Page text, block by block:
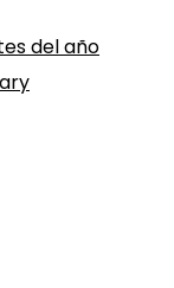
del año